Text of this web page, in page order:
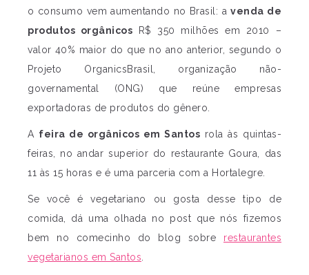
o consumo vem aumentando no Brasil: avenda de
produtos orgânicos R$ 350 milhões em 2010 –
valor 40% maior do que no ano anterior, segundo o
Projeto OrganicsBrasil, organização não-
governamental (ONG) que reúne empresas
exportadoras de produtos do gênero.
A feira de orgânicos em Santos rola às quintas-
feiras, no andar superior do restaurante Goura, das
11 às 15 horas e é uma parceria com a Hortalegre.
Se você é vegetariano ou gosta desse tipo de
comida, dá uma olhada no post que nós fizemos
bem no comecinho do blog sobre restaurantes
vegetarianos em Santos